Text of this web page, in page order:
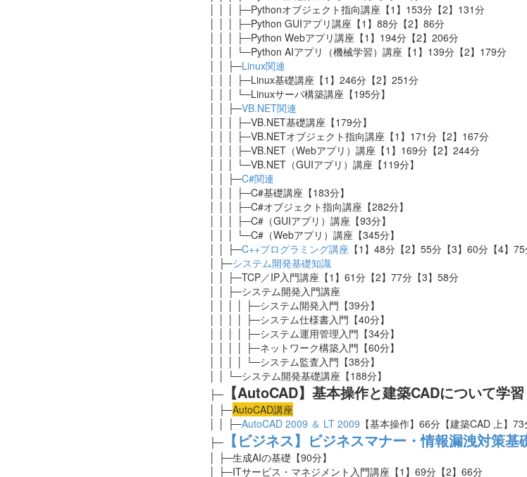
│ │ │ ├─Pythonオブジェクト指向講座【1】153分【2】131分
│ │ │ ├─Python GUIアプリ講座【1】88分【2】86分
│ │ │ ├─Python Webアプリ講座【1】194分【2】206分
│ │ │ └─Python AIアプリ（機械学習）講座【1】139分【2】179分
│ │ ├─Linux関連
│ │ │ ├─Linux基礎講座【1】246分【2】251分
│ │ │ └─Linuxサーバ構築講座【195分】
│ │ ├─VB.NET関連
│ │ │ ├─VB.NET基礎講座【179分】
│ │ │ ├─VB.NETオブジェクト指向講座【1】171分【2】167分
│ │ │ ├─VB.NET（Webアプリ）講座【1】169分【2】244分
│ │ │ └─VB.NET（GUIアプリ）講座【119分】
│ │ ├─C#関連
│ │ │ ├─C#基礎講座【183分】
│ │ │ ├─C#オブジェクト指向講座【282分】
│ │ │ ├─C#（GUIアプリ）講座【93分】
│ │ │ └─C#（Webアプリ）講座【345分】
│ │ ├─C++プログラミング講座 【1】48分【2】55分【3】60分【4】
│ ├─システム開発基礎知識
│ │ ├─TCP／IP入門講座【1】61分【2】77分【3】58分
│ │ ├─システム開発入門講座
│ │ │ │ ├─システム開発入門【39分】
│ │ │ │ ├─システム仕様書入門【40分】
│ │ │ │ ├─システム運用管理入門【34分】
│ │ │ │ ├─ネットワーク構築入門【60分】
│ │ │ │ └─システム監査入門【38分】
│ │ └─システム開発基礎講座【188分】
├─ 【AutoCAD】基本操作と建築CADについて学習
│ ├─AutoCAD講座
│ │ ├─AutoCAD 2009 ＆ LT 2009 【基本操作】66分【建築CAD 上】
├─ 【ビジネス】ビジネスマナー・情報漏洩対策基
│ ├─生成AIの基礎 【90分】
│ ├─ITサービス・マネジメント入門講座【1】69分【2】66分